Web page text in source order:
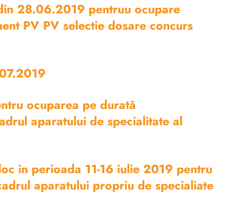
28.06.2019 pentruu ocupare
PV PV selectie dosare concurs
ocuparea pe durată
aparatului de specialitate al
in perioada 11-16 iulie 2019 pentru
aparatului propriu de specialiate